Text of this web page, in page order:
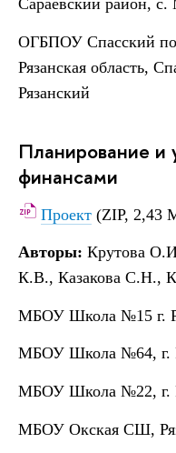
ОГБПОУ Спасский
Рязанская область,
Рязанский
Планирование и
финансами
Проект (ZIP, 2,43
Авторы: Крутова
К.В., Казакова С.Н.,
МБОУ Школа №15 г.
МБОУ Школа №64, г.
МБОУ Школа №22, г.
МБОУ Окская СШ,